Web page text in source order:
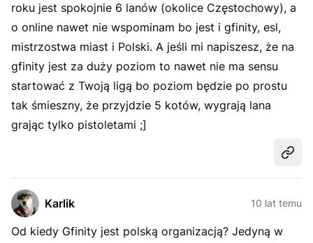
roku jest spokojnie 6 lanów (okolice Częstochowy), a
o online nawet nie wspominam bo jest i gfinity, esl,
mistrzostwa miast i Polski. A jeśli mi napiszesz, że na
gfinity jest za duży poziom to nawet nie ma sensu
startować z Twoją ligą bo poziom będzie po prostu
tak śmieszny, że przyjdzie 5 kotów, wygrają lana
grając tylko pistoletami ;]
Karlik 10 lat temu
Od kiedy Gfinity jest polską organizacją? Jedyną w